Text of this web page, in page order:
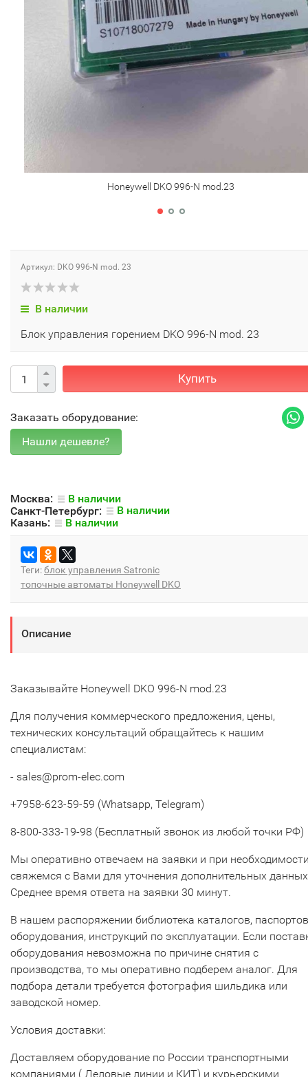
Honeywell DKO 996-N mod.23
Артикул: DKO 996-N mod. 23
В наличии
Блок управления горением DKO 996-N mod. 23
Купить
Заказать оборудование:
Москва:
В наличии
Санкт-Петербург:
В наличии
Казань:
В наличии
Теги:блок управления Satronic
топочные автоматы Honeywell DKO
Описание
Заказывайте Honeywell DKO 996-N mod.23
Для получения коммерческого предложения, цены,
технических консультаций обращайтесь к нашим
специалистам:
- sales@prom-elec.com
+7958-623-59-59 (Whatsapp, Telegram)
8-800-333-19-98 (Бесплатный звонок из любой точки РФ)
Мы оперативно отвечаем на заявки и при
свяжемся с Вами для уточнения дополнительных
Среднее время ответа на заявки 30 минут.
В нашем распоряжении библиотека каталогов, паспортов
оборудования, инструкций по эксплуатации. Если
оборудования невозможна по причине снятия с
производства, то мы оперативно подберем аналог. Для
подбора детали требуется фотография шильдика или
заводской номер.
Условия доставки:
Доставляем оборудование по России транспортными
компаниями ( Деловые линии и КИТ) и курьерскими